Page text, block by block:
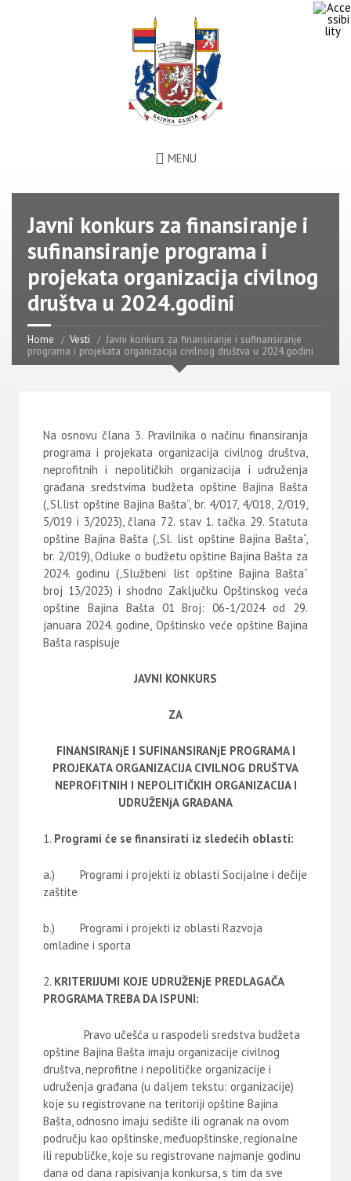
MENU
Javni konkurs za finansiranje i
sufinansiranje programa i
projekata organizacija civilnog
društva u 2024.godini
Home Vesti
Javni konkurs za finansiranje i sufinansiranje
programa i projekata organizacija civilnog društva u 2024.godini
Na osnovu člana 3. Pravilnika o načinu finansiranja
programa i projekata organizacija civilnog društva,
neprofitnih i nepolitičkih organizacija i udruženja
građana sredstvima budžeta opštine Bajina Bašta
(„Sl.list opštine Bajina Bašta“, br. 4/017, 4/018, 2/019,
5/019 i 3/2023), člana 72. stav 1. tačka 29. Statuta
opštine Bajina Bašta („Sl. list opštine Bajina Bašta“,
br. 2/019), Odluke o budžetu opštine Bajina Bašta za
2024. godinu („Službeni list opštine Bajina Bašta“
broj 13/2023) i shodno Zaključku Opštinskog veća
opštine Bajina Bašta 01 Broj: 06-1/2024 od 29.
januara 2024. godine, Opštinsko veće opštine Bajina
Bašta raspisuje
JAVNI KONKURS
ZA
FINANSIRANjE I SUFINANSIRANjE PROGRAMA I
PROJEKATA ORGANIZACIJA CIVILNOG DRUŠTVA
NEPROFITNIH I NEPOLITIČKIH ORGANIZACIJA I
UDRUŽENjA GRAĐANA
Programi će se finansirati iz sledećih oblasti:
a.) Programi i projekti iz oblasti Socijalne i dečije
zaštite
b.) Programi i projekti iz oblasti Razvoja
omladine i sporta
KRITERIJUMI KOJE UDRUŽENjE PREDLAGAČA
PROGRAMA TREBA DAISPUNI:
Pravo učešća u raspodeli sredstva budžeta
opštine Bajina Bašta imaju organizacije civilnog
društva, neprofitne i nepolitičke organizacije i
udruženja građana (u daljem tekstu: organizacije)
koje su registrovane na teritoriji opštine Bajina
Bašta, odnosno imaju sedište ili ogranak na ovom
području kao opštinske, međuopštinske, regionalne
ili republičke, koje su registrovane najmanje godinu
dana od dana rapisivanja konkursa, s tim da sve